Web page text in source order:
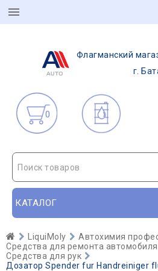
Флагманский
г.
0
Поиск товаров
КАТАЛОГ
LiquiMoly
Автохимия
Средства для ремонта
Средства для рук
Дозатор Spender fur Handreiniger